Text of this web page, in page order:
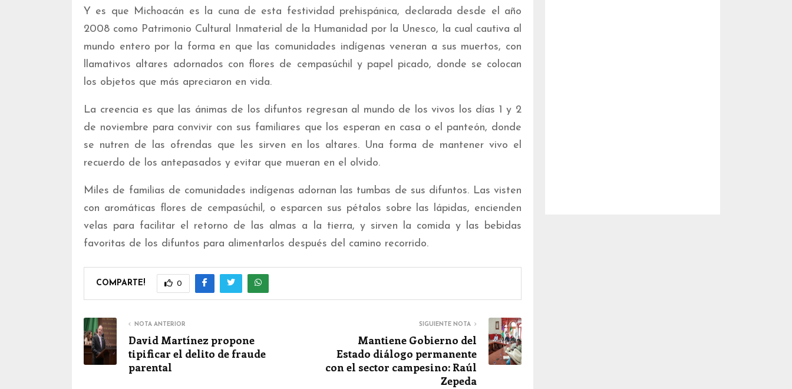
Y es que Michoacán es la cuna de esta festividad prehispánica, declarada desde el año
2008 como Patrimonio Cultural Inmaterial de la Humanidad por la Unesco, la cual cautiva al
mundo entero por la forma en que las comunidades indígenas veneran a sus muertos, con
llamativos altares adornados con flores de cempasúchil y papel picado, donde se colocan
los objetos que más apreciaron en vida.
La creencia es que las ánimas de los difuntos regresan al mundo de los vivos los días 1 y 2
de noviembre para convivir con sus familiares que los esperan en casa o el panteón, donde
se nutren de las ofrendas que les sirven en los altares. Una forma de mantener vivo el
recuerdo de los antepasados y evitar que mueran en el olvido.
Miles de familias de comunidades indígenas adornan las tumbas de sus difuntos. Las visten
con aromáticas flores de cempasúchil, o esparcen sus pétalos sobre las lápidas, encienden
velas para facilitar el retorno de las almas a la tierra, y sirven la comida y las bebidas
favoritas de los difuntos para alimentarlos después del camino recorrido.
COMPARTE! 0
NOTA ANTERIOR
David Martínez propone
tipificar el delito de fraude
parental
SIGUIENTE NOTA
Mantiene Gobierno del
Estado diálogo permanente
con el sector campesino: Raúl
Zepeda